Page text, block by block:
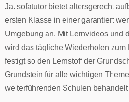
Ja. sofatutor bietet altersgerecht
ersten Klasse in einer garantiert
Umgebung an. Mit Lernvideos und
wird das tägliche Wiederholen zum
festigt so den Lernstoff der
Grundstein für alle wichtigen
weiterführenden Schulen behandelt